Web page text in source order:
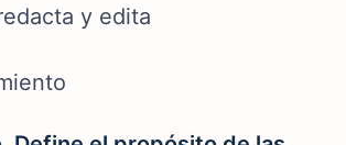
y edita